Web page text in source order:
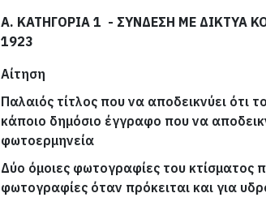
Α. ΚΑΤΗΓΟΡΙΑ 1 - ΣΥΝΔΕΣΗ ΜΕ ΔΙΚΤΥΑ
1923
Αίτηση
Παλαιός τίτλος που να αποδεικνύει ότι
κάποιο δημόσιο έγγραφο που να
φωτοερμηνεία
Δύο όμοιες φωτογραφίες του κτίσματος
φωτογραφίες όταν πρόκειται και για